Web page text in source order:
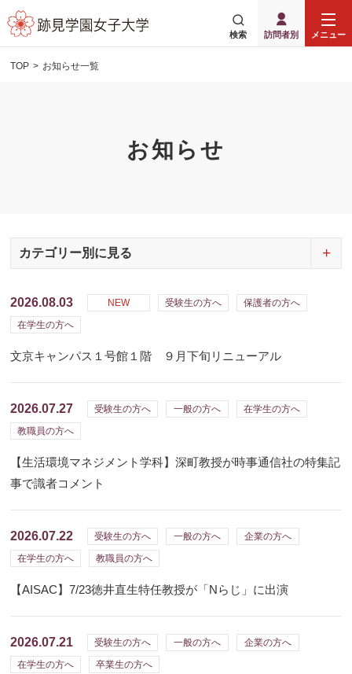
検索 訪問者別 メニュー
TOP お知らせ一覧
お知らせ
カテゴリー別に見る
2026.08.03 NEW 受験生の方へ 保護者の方へ
在学生の方へ
文京キャンパス１号館１階 ９月下旬リニューアル
2026.07.27 受験生の方へ 一般の方へ 在学生の方へ
教職員の方へ
【生活環境マネジメント学科】深町教授が時事通信社の特集記
事で識者コメント
2026.07.22 受験生の方へ 一般の方へ 企業の方へ
在学生の方へ 教職員の方へ
【AISAC】7/23徳井直生特任教授が「Nらじ」に出演
2026.07.21 受験生の方へ 一般の方へ 企業の方へ
在学生の方へ 卒業生の方へ